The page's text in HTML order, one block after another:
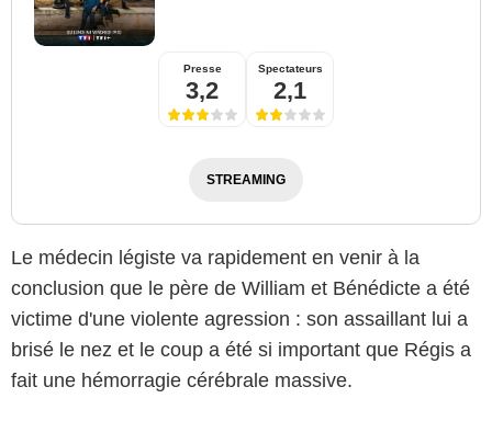
Presse
3,2
Spectateurs
2,1
STREAMING
Le médecin légiste va rapidement en venir à la
conclusion que le père de William et Bénédicte a été
victime d'une violente agression : son assaillant lui a
brisé le nez et le coup a été si important que Régis a
fait une hémorragie cérébrale massive.